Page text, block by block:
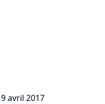
avril 2017